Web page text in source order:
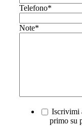
Telefono*
Note*
Iscrivimi
primo su